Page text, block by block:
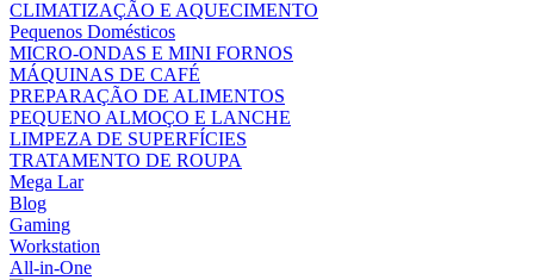
CLIMATIZAÇÃO E AQUECIMENTO
Pequenos Domésticos
MICRO-ONDAS E MINI FORNOS
MÁQUINAS DE CAFÉ
PREPARAÇÃO DE ALIMENTOS
PEQUENO ALMOÇO E LANCHE
LIMPEZA DE SUPERFÍCIES
TRATAMENTO DE ROUPA
Mega Lar
Blog
Gaming
Workstation
All-in-One